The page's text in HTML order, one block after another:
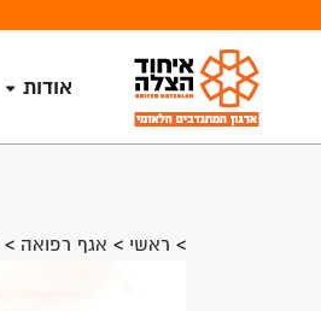
אודות
> ראשי > אגף רפואה >